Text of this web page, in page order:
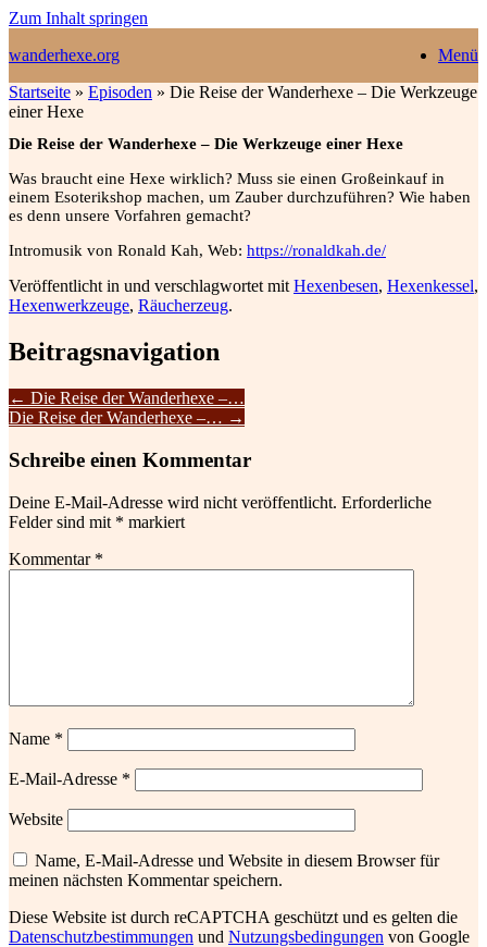
Zum Inhalt springen
wanderhexe.org
Menü
Startseite » Episoden » Die Reise der Wanderhexe – Die Werkzeuge
einer Hexe
Die Reise der Wanderhexe – Die Werkzeuge einer Hexe
Was braucht eine Hexe wirklich? Muss sie einen Großeinkauf in
einem Esoterikshop machen, um Zauber durchzuführen? Wie haben
es denn unsere Vorfahren gemacht?
Intromusik von Ronald Kah, Web: https://ronaldkah.de/
Veröffentlicht in und verschlagwortet mitHexenbesen, Hexenkessel,
Hexenwerkzeuge, Räucherzeug.
Beitragsnavigation
← Die Reise der Wanderhexe –…
Die Reise der Wanderhexe –… →
Schreibe einen Kommentar
Deine E-Mail-Adresse wird nicht veröffentlicht. Erforderliche
Felder sind mit * markiert
Kommentar *
Name *
E-Mail-Adresse *
Website
Name, E-Mail-Adresse und Website in diesem Browser für
meinen nächsten Kommentar speichern.
Diese Website ist durch reCAPTCHA geschützt und es gelten die
Datenschutzbestimmungen und Nutzungsbedingungen von Google